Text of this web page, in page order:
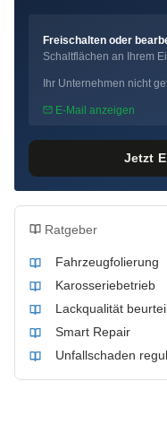
Freischalten oder
Schaltflächen an Ihrem
Ihr Unternehmen nicht
E-Mail anzeigen
Jetzt
Ratgeber
Fahrzeugfolierung
Karosseriebetrieb
Lackqualität
Smart Repair
Unfallschaden